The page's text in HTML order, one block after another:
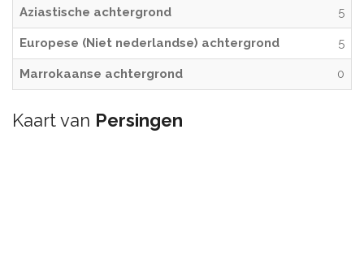
Aziastische achtergrond 5
Europese (Niet nederlandse) achtergrond 5
Marrokaanse achtergrond 0
Kaart van Persingen